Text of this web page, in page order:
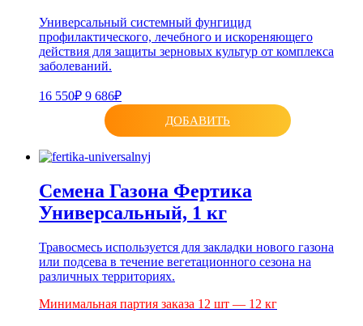
Универсальный системный фунгицид
профилактического, лечебного и искореняющего
действия для защиты зерновых культур от комплекса
заболеваний.
16 550₽ 9 686₽
ДОБАВИТЬ
Семена Газона Фертика
Универсальный, 1 кг
Травосмесь используется для закладки нового газона
или подсева в течение вегетационного сезона на
различных территориях.
Минимальная партия заказа 12 шт — 12 кг